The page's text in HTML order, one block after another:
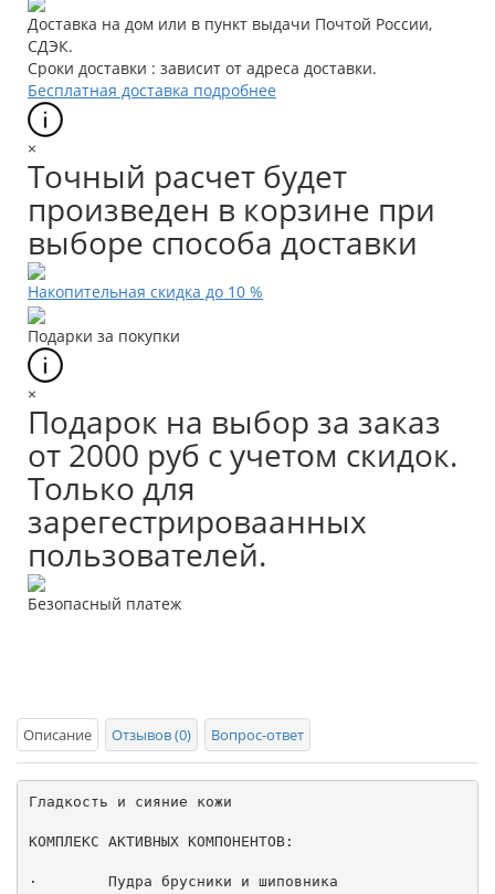
Доставка на дом или в пункт выдачи Почтой России,
СДЭК.
Сроки доставки : зависит от адреса доставки.
Бесплатная доставка подробнее
×
Точный расчет будет
произведен в корзине при
выборе способа доставки
Накопительная скидка до 10 %
Подарки за покупки
×
Подарок на выбор за заказ
от 2000 руб с учетом скидок.
Только для
зарегестрироваанных
пользователей.
Безопасный платеж
Описание Отзывов (0) Вопрос-ответ
Гладкость и сияние кожи
КОМПЛЕКС АКТИВНЫХ КОМПОНЕНТОВ:
·        Пудра брусники и шиповника